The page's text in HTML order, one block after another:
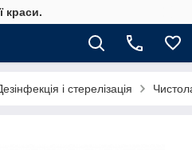
краси.
і стерелізація